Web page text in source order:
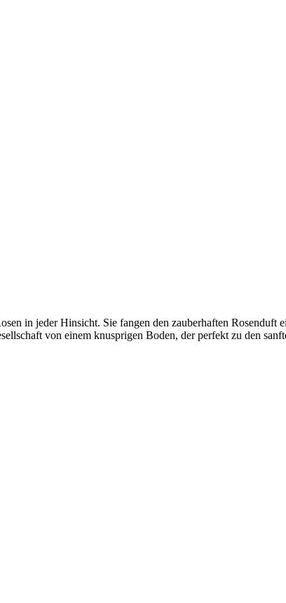
in jeder Hinsicht. Sie fangen den zauberhaften Rosenduft
von einem knusprigen Boden, der perfekt zu den